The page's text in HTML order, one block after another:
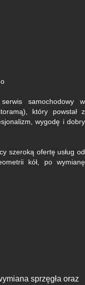
samochodowy w
który powstał z
wygodę i dobry
szeroką ofertę usług od
kół, po wymianę
sprzęgła oraz